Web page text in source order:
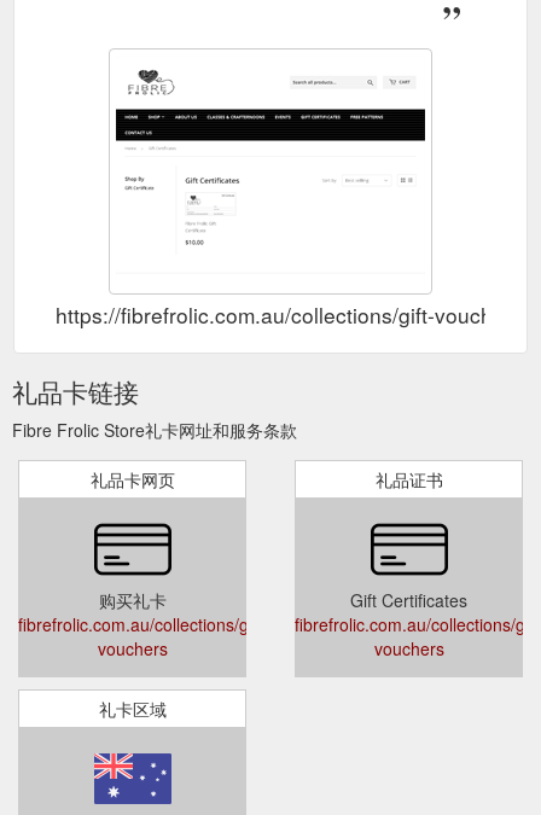
https://fibrefrolic.com.au/collections/gift-vouchers
礼品卡链接
Fibre Frolic Store礼卡网址和服务条款
礼品卡网页
购买礼卡
fibrefrolic.com.au/collections/gift-
vouchers
礼品证书
Gift Certificates
fibrefrolic.com.au/collections/
vouchers
礼卡区域